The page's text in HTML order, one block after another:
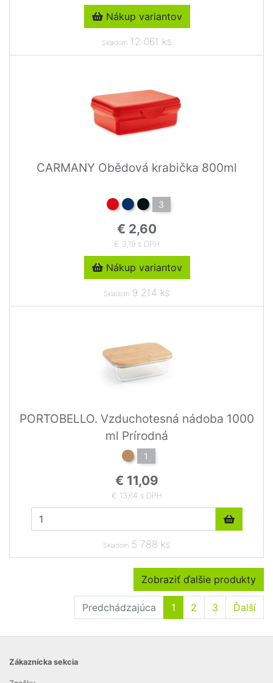
Nákup variantov
Skladom 12 061 ks
CARMANY Obědová krabička 800ml
3
€ 2,60
€ 3,19 s DPH
Nákup variantov
Skladom 9 214 ks
PORTOBELLO. Vzduchotesná nádoba 1000
ml Prírodná
1
€ 11,09
€ 13,64 s DPH
Skladom 5 788 ks
Zobraziť ďalšie produkty
Predchádzajúca 1 2 3 Ďalší
Zákaznícka sekcia